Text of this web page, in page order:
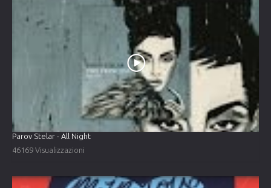
Parov Stelar - All Night
46169 Visualizzazioni